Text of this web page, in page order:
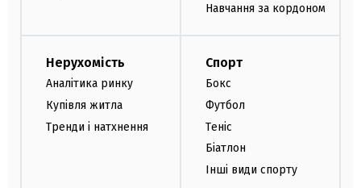
Навчання за кордоном
Нерухомість
Аналітика ринку
Купівля житла
Тренди і натхнення
Спорт
Бокс
Футбол
Теніс
Біатлон
Інші види спорту